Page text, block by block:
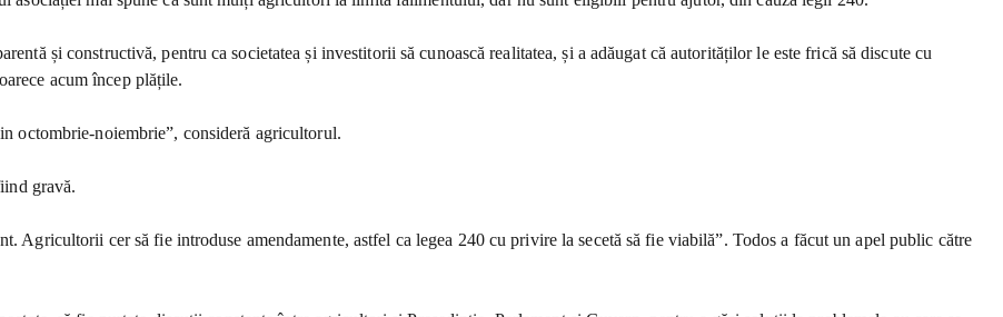
și constructivă, pentru ca societatea și investitorii să cunoască realitatea, și a adăugat că autorităților le este frică să discute cu
acum încep plățile.
octombrie-noiembrie”, consideră agricultorul.
gravă.
Agricultorii cer să fie introduse amendamente, astfel ca legea 240 cu privire la secetă să fie viabilă”. Todos a făcut un apel public către